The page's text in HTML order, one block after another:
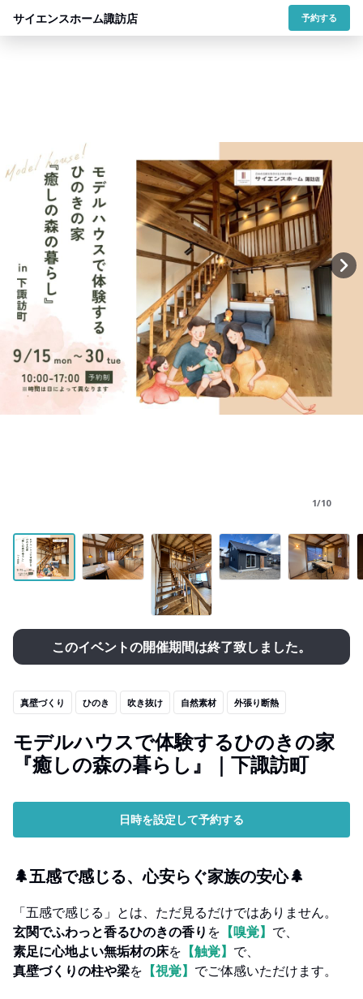
サイエンスホーム諏訪店 予約する
1/10
このイベントの開催期間は終了致しました。
真壁づくり ひのき 吹き抜け 自然素材 外張り断熱
モデルハウスで体験するひのきの家
『癒しの森の暮らし』｜下諏訪町
日時を設定して予約する
🌲五感で感じる、心安らぐ家族の安心🌲
「五感で感じる」とは、ただ見るだけではありません。
玄関でふわっと香るひのきの香り を 【嗅覚】 で、
素足に心地よい無垢材の床を 【触覚】 で、
真壁づくりの柱や梁を 【視覚】 でご体感いただけます。